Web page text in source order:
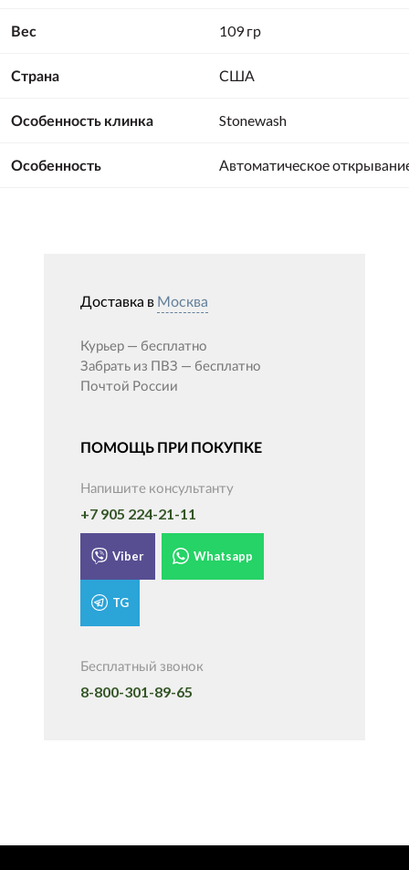
Вес 109 гр
Страна США
Особенность клинка Stonewash
Особенность Автоматическое
Доставка в Москва
Курьер — бесплатно
Забрать из ПВЗ — бесплатно
Почтой России
ПОМОЩЬ ПРИ ПОКУПКЕ
Напишите консультанту
+7 905 224-21-11
Viber Whatsapp
TG
Бесплатный звонок
8-800-301-89-65